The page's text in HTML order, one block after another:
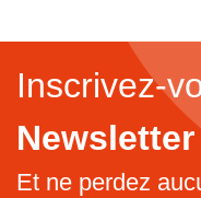
Inscrivez-
Newsletter
Et ne perdez